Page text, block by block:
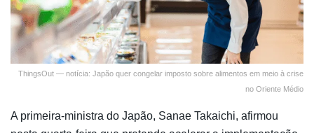
ThingsOut — notícia: Japão quer congelar imposto sobre alimentos em meio à crise
no Oriente Médio
A primeira-ministra do Japão, Sanae Takaichi, afirmou